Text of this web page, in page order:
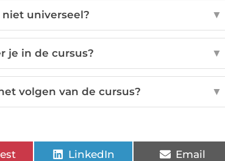
universeel? ▼
je in de cursus? ▼
volgen van de cursus? ▼
LinkedIn Email